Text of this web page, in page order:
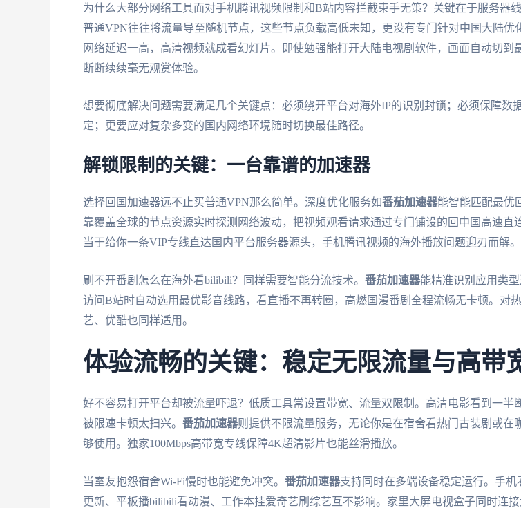
为什么大部分网络工具面对手机腾讯视频限制和B站内容拦截束手无策？关键在于服务器线
普通VPN往往将流量导至随机节点，这些节点负载高低未知，更没有专门针对中国大陆优
网络延迟一高，高清视频就成看幻灯片。即使勉强能打开大陆电视剧软件，画面自动切到
断断续续毫无观赏体验。
想要彻底解决问题需要满足几个关键点：必须绕开平台对海外IP的识别封锁；必须保障数
定；更要应对复杂多变的国内网络环境随时切换最佳路径。
解锁限制的关键：一台靠谱的加速器
选择回国加速器远不止买普通VPN那么简单。深度优化服务如番茄加速器能智能匹配最优
靠覆盖全球的节点资源实时探测网络波动，把视频观看请求通过专门铺设的回中国高速直
当于给你一条VIP专线直达国内平台服务器源头，手机腾讯视频的海外播放问题迎刃而解。
刷不开番剧怎么在海外看bilibili？同样需要智能分流技术。 番茄加速器能精准识别应用类型
访问B站时自动选用最优影音线路，看直播不再转圈，高燃国漫番剧全程流畅无卡顿。对
艺、优酷也同样适用。
体验流畅的关键：稳定无限流量与高带
好不容易打开平台却被流量吓退？低质工具常设置带宽、流量双限制。高清电影看到一半
被限速卡顿太扫兴。 番茄加速器则提供不限流量服务，无论你是在宿舍看热门古装剧或在
够使用。独家100Mbps高带宽专线保障4K超清影片也能丝滑播放。
当室友抱怨宿舍Wi-Fi慢时也能避免冲突。 番茄加速器支持同时在多端设备稳定运行。手机
更新、平板播bilibili看动漫、工作本挂爱奇艺刷综艺互不影响。家里大屏电视盒子同时连